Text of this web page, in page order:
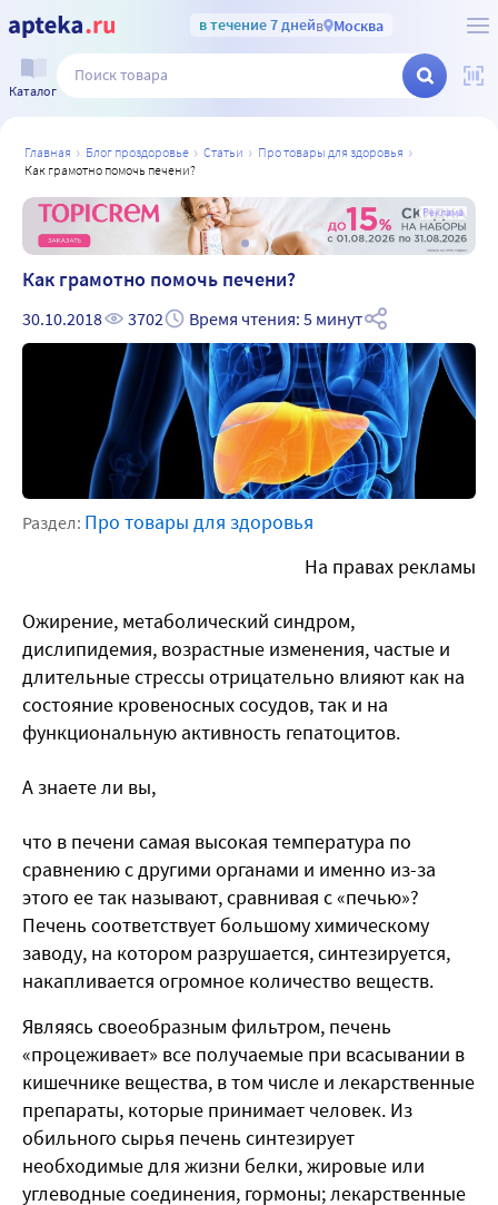
в течение 7 днейв Москва
Каталог
главная блог проздоровье статьи
про товары для здоровья
как грамотно помочь печени?
Реклама
Как грамотно помочь печени?
30.10.2018 3702 Время чтения: 5 минут
Раздел: Про товары для здоровья
На правах рекламы
Ожирение, метаболический синдром,
дислипидемия, возрастные изменения, частые и
длительные стрессы отрицательно влияют как на
состояние кровеносных сосудов, так и на
функциональную активность гепатоцитов.
А знаете ли вы,
что в печени самая высокая температура по
сравнению с другими органами и именно из-за
этого ее так называют, сравнивая с «печью»?
Печень соответствует большому химическому
заводу, на котором разрушается, синтезируется,
накапливается огромное количество веществ.
Являясь своеобразным фильтром, печень
«процеживает» все получаемые при всасывании в
кишечнике вещества, в том числе и лекарственные
препараты, которые принимает человек. Из
обильного сырья печень синтезирует
необходимые для жизни белки, жировые или
углеводные соединения, гормоны; лекарственные